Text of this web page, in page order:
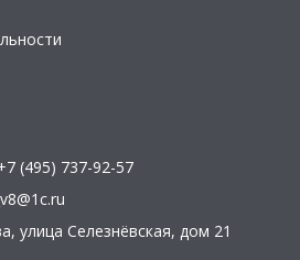
(495) 737-92-57
, улица Селезнёвская, дом 21